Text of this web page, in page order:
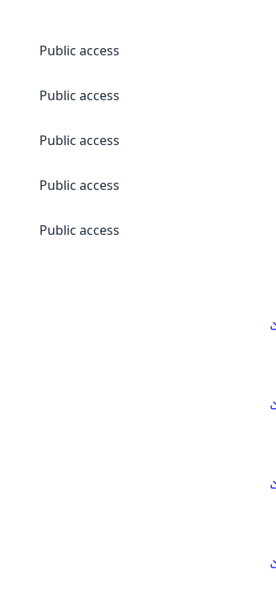
Public access
Public access
Public access
Public access
Public access